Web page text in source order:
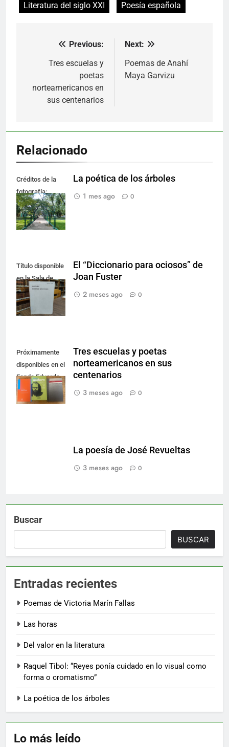
Literatura del siglo XXI
Poesía española
Navegación
entradas
Previous:
Tres escuelas y
poetas
norteamericanos en
sus centenarios
Next:
Poemas de Anahí
Maya Garvizu
Relacionado
Créditos de la
fotografía:
Roberto García.
La poética de los árboles
1 mes ago
0
Título disponible
en la Sala de
Literatura.
El “Diccionario para ociosos” de
Joan Fuster
2 meses ago
0
Próximamente
disponibles en el
Fondo Eduardo
Zambrano.
Tres escuelas y poetas
norteamericanos en sus
centenarios
3 meses ago
0
La poesía de José Revueltas
3 meses ago
0
Buscar
BUSCAR
Entradas recientes
Poemas de Victoria Marín Fallas
Las horas
Del valor en la literatura
Raquel Tibol: “Reyes ponía cuidado en lo visual como
forma o cromatismo”
La poética de los árboles
Lo más leído